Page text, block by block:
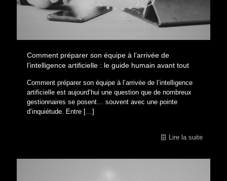
Comment préparer son équipe à l’arrivée de
l’intelligence artificielle : le guide humain avant tout
Comment préparer son équipe à l’arrivée de l’intelligence
artificielle est aujourd’hui une question que de nombreux
gestionnaires se posent… souvent avec une pointe
d’inquiétude. Entre […]
Lire la suite